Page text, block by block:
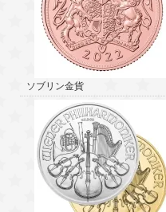
ソブリン金貨